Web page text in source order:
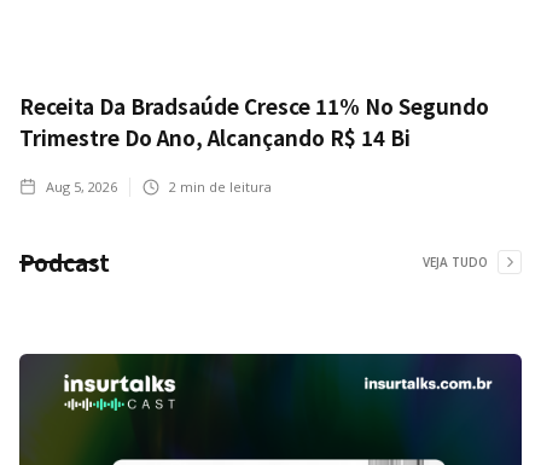
Receita Da Bradsaúde Cresce 11% No Segundo
Trimestre Do Ano, Alcançando R$ 14 Bi
Aug 5, 2026 2 min de leitura
Podcast VEJA TUDO